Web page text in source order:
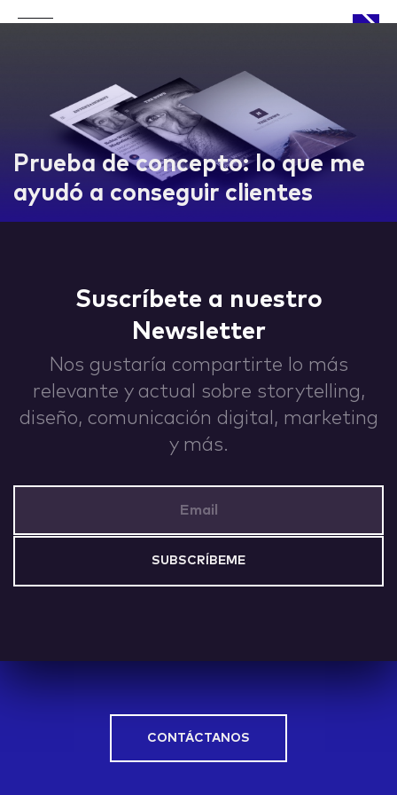
Prueba de concepto: lo que me
ayudó a conseguir clientes
Suscríbete a nuestro
Newsletter
Nos gustaría compartirte lo más
relevante y actual sobre storytelling,
diseño, comunicación digital, marketing
y más.
CONTÁCTANOS
APPROACH
WORKS
CONTACT